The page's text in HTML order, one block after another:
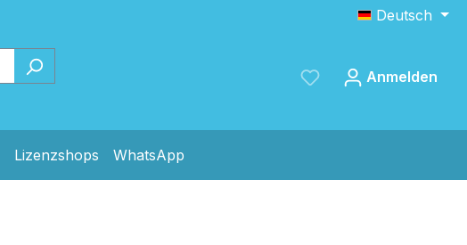
Deutsch
Anmelden
Lizenzshops WhatsApp